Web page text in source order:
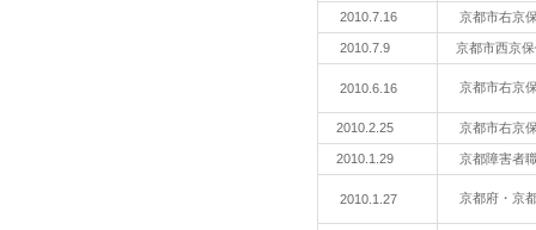
2010.7.16 京都市右京
2010.7.9 京都市西京
2010.6.16 京都市右京
2010.2.25 京都市右京
2010.1.29 京都障害者
2010.1.27 京都府・京